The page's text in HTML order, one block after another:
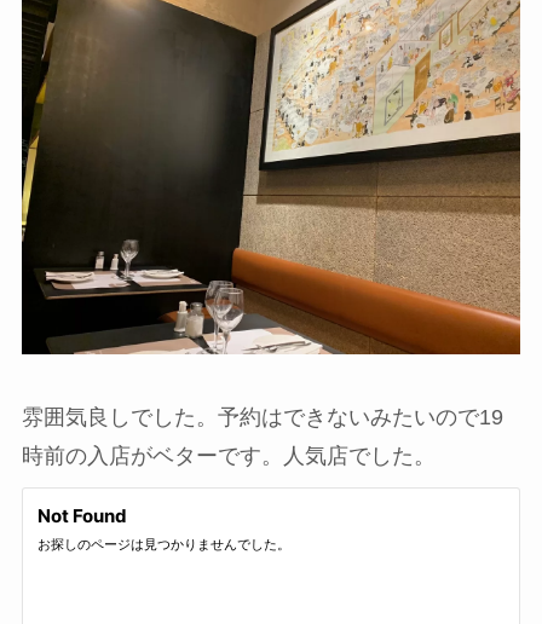
雰囲気良しでした。予約はできないみたいので19
時前の入店がベターです。人気店でした。